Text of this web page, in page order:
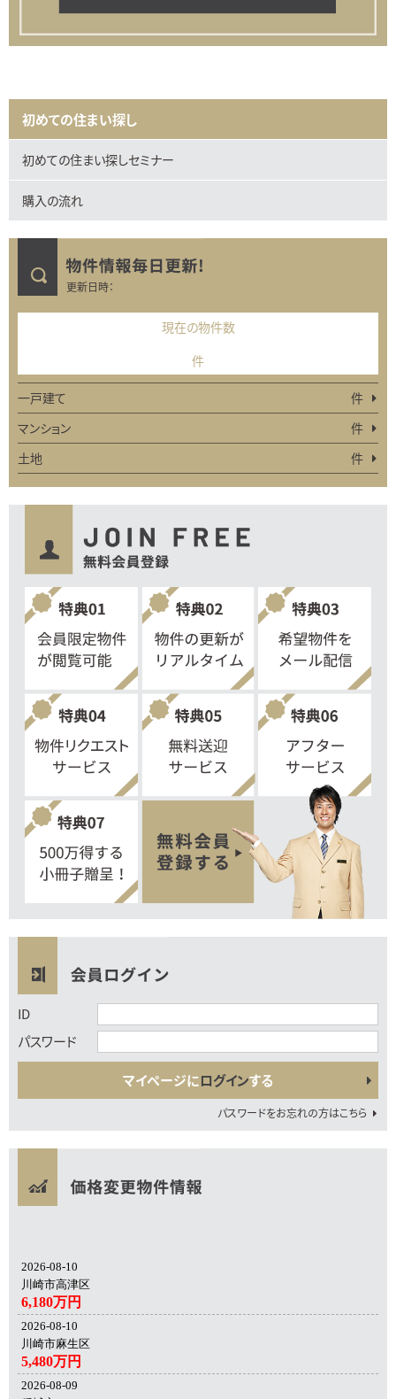
初めての住まい探し
初めての住まい探しセミナー
購入の流れ
更新日時：
現在の物件数
件
一戸建て
件
マンション
件
土地
件
ID
パスワード
マイページにログインする
パスワードをお忘れの方はこちら
2026-08-10
川崎市高津区
6,180万円
2026-08-10
川崎市麻生区
5,480万円
2026-08-09